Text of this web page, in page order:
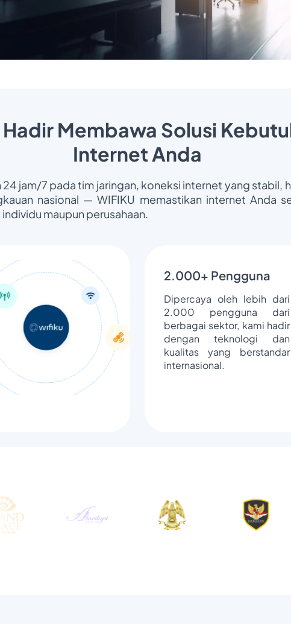
Hadir Membawa Solusi
Internet Anda
24 jam/7 pada tim jaringan, koneksi internet yang stabil,
nasional — WIFIKU memastikan internet Anda
maupun perusahaan.
2.000+ Pengguna
Dipercaya oleh lebih dari
2.000 pengguna dari
berbagai sektor, kami hadir
dengan teknologi dan
kualitas yang berstandar
internasional.